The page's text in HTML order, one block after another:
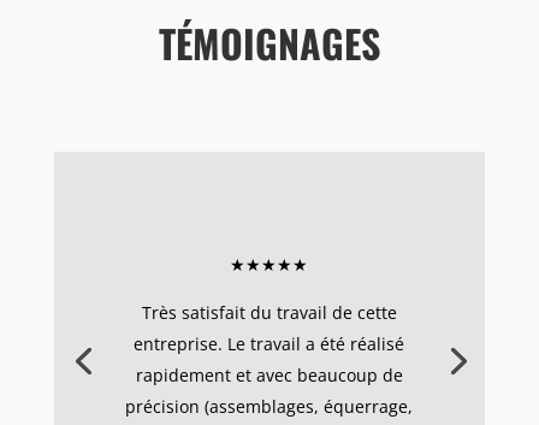
TÉMOIGNAGES
★★★★★
Très satisfait du travail de cette
entreprise. Le travail a été réalisé
rapidement et avec beaucoup de
précision (assemblages, équerrage,